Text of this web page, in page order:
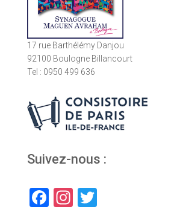
17 rue Barthélémy Danjou
92100 Boulogne Billancourt
Tel : 0950 499 636
Suivez-nous :
F
In